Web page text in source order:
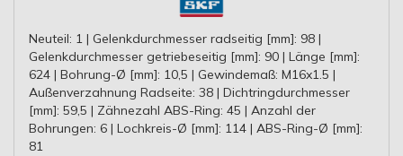
Neuteil: 1 | Gelenkdurchmesser radseitig [mm]: 98 |
Gelenkdurchmesser getriebeseitig [mm]: 90 | Länge [mm]:
624 | Bohrung-Ø [mm]: 10,5 | Gewindemaß: M16x1.5 |
Außenverzahnung Radseite: 38 | Dichtringdurchmesser
[mm]: 59,5 | Zähnezahl ABS-Ring: 45 | Anzahl der
Bohrungen: 6 | Lochkreis-Ø [mm]: 114 | ABS-Ring-Ø [mm]:
81